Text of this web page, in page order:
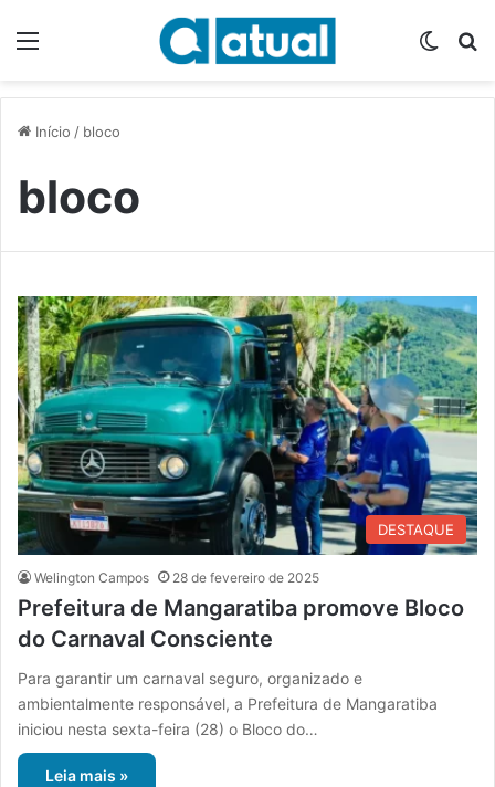
Início / bloco
bloco
DESTAQUE
Welington Campos 28 de fevereiro de 2025
Prefeitura de Mangaratiba promove Bloco
do Carnaval Consciente
Para garantir um carnaval seguro, organizado e
ambientalmente responsável, a Prefeitura de Mangaratiba
iniciou nesta sexta-feira (28) o Bloco do…
Leia mais »